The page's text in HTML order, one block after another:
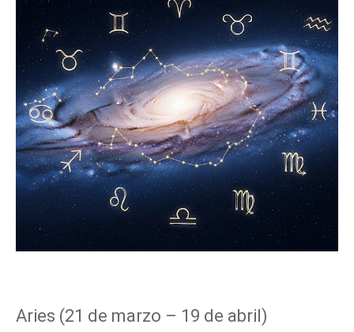
Aries (21 de marzo – 19 de abril)